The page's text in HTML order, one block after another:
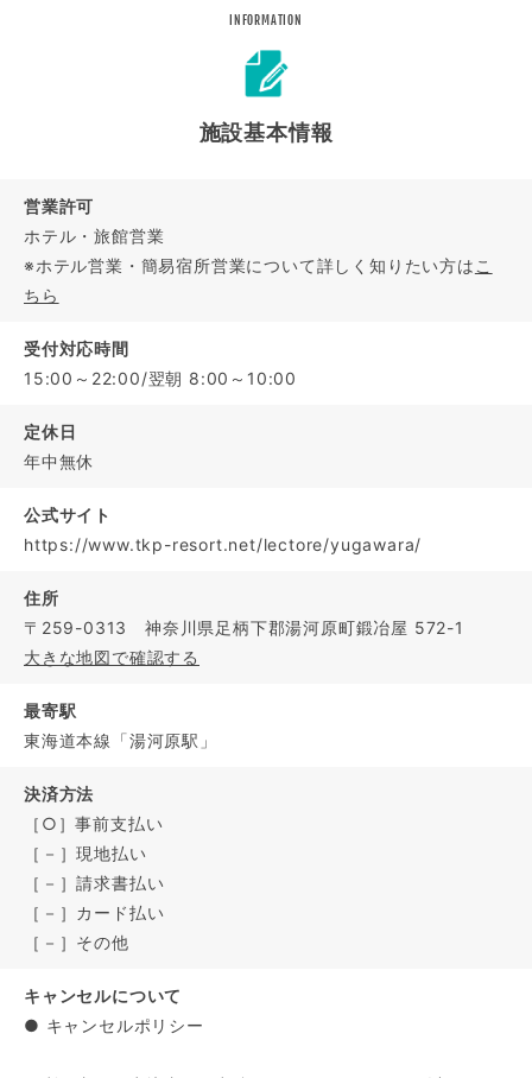
INFORMATION
施設基本情報
営業許可
ホテル・旅館営業
※ホテル営業・簡易宿所営業について詳しく知りたい方は こ
ちら
受付対応時間
15:00～22:00/翌朝 8:00～10:00
定休日
年中無休
公式サイト
https://www.tkp-resort.net/lectore/yugawara/
住所
〒259-0313 神奈川県足柄下郡湯河原町鍛冶屋 572-1
大きな地図で確認する
最寄駅
東海道本線「湯河原駅」
決済方法
［○］事前支払い
［－］現地払い
［－］請求書払い
［－］カード払い
［－］その他
キャンセルについて
● キャンセルポリシー